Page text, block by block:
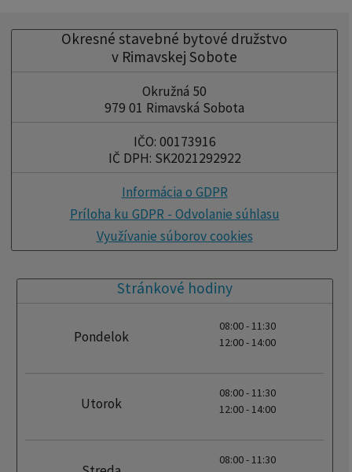
Okresné stavebné bytové družstvo
v Rimavskej Sobote
Okružná 50
979 01 Rimavská Sobota
IČO: 00173916
IČ DPH: SK2021292922
Informácia o GDPR
Príloha ku GDPR - Odvolanie súhlasu
Využívanie súborov cookies
Stránkové hodiny
Pondelok
08:00 - 11:30
12:00 - 14:00
Utorok
08:00 - 11:30
12:00 - 14:00
08:00 - 11:30